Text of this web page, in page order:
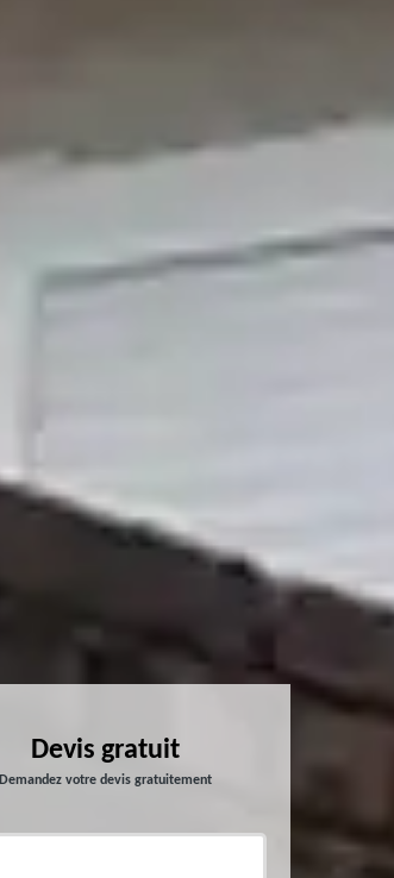
Devis gratuit
Demandez votre devis gratuitement